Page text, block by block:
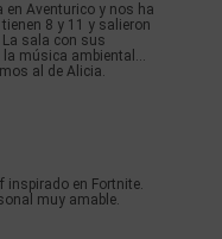
en Aventurico y nos ha
8 y 11 y salieron
sala con sus
música ambiental...
al de Alicia.
inspirado en Fortnite.
muy amable.